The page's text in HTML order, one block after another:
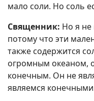
мало соли. Но соль
Священник: Но я не
потому что эти
также содержится
огромным океаном,
конечным. Он не
являемся